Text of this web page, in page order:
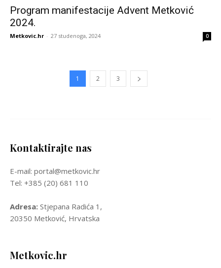
Program manifestacije Advent Metković
2024.
Metkovic.hr - 27 studenoga, 2024 0
1 2 3
Kontaktirajte nas
E-mail: portal@metkovic.hr
Tel: +385 (20) 681 110
Adresa: Stjepana Radića 1,
20350 Metković, Hrvatska
Metkovic.hr